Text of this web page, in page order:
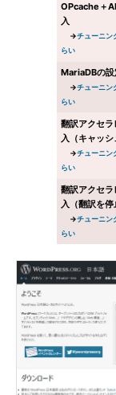
OPcache＋
入
→チューニン
らい
MariaDBの
→チューニン
らい
翻訳アクセ
入（キャッシ
→チューニン
らい
翻訳アクセ
入（翻訳を停
→チューニン
らい